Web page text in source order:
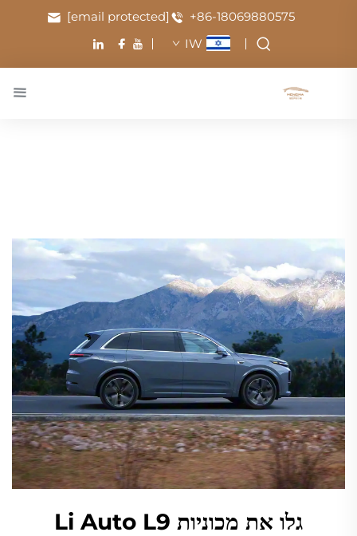
+86-18069880575
[email protected]
IW
גלו את מכוניות Li Auto L9